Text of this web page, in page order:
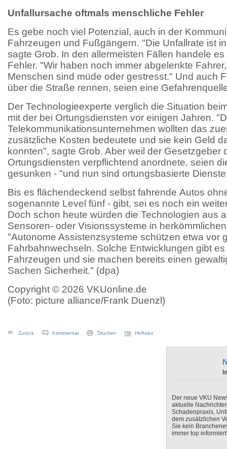
Unfallursache oftmals menschliche Fehler
Es gebe noch viel Potenzial, auch in der
Fahrzeugen und Fußgängern. "Die Unfallrate ist
sagte Grob. In den allermeisten Fällen handele
Fehler. "Wir haben noch immer abgelenkte
Menschen sind müde oder gestresst." Und auch
über die Straße rennen, seien eine
Der Technologieexperte verglich die Situation
mit der bei Ortungsdiensten vor einigen Jahren.
Telekommunikationsunternehmen wollten das
zusätzliche Kosten bedeutete und sie kein Geld
konnten", sagte Grob. Aber weil der Gesetzgeber
Ortungsdiensten verpflichtend anordnete, seien
gesunken - "und nun sind ortungsbasierte
Bis es flächendeckend selbst fahrende Autos
sogenannte Level fünf - gibt, sei es noch ein
Doch schon heute würden die Technologien aus
Sensoren- oder Visionssysteme in
"Autonome Assistenzsysteme schützen etwa vor
Fahrbahnwechseln. Solche Entwicklungen gibt
Fahrzeugen und sie machen bereits einen
Sachen Sicherheit." (dpa)
Copyright © 2026 VKUonline.de
(Foto: picture alliance/Frank Duenzl)
Zurück Kommentar Drucken Heftabo
Der neue VKU
aktuelle
Schadenpraxis,
dem zusätzlichen
Sie kein
immer top